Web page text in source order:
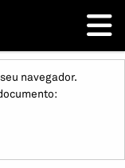
navegador.